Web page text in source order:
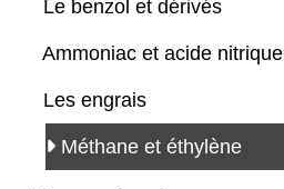
Le benzol et dérivés
Ammoniac et acide nitrique
Les engrais
Méthane et éthylène